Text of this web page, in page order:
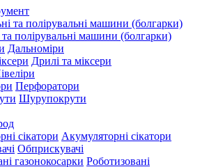
полірувальні машини (болгарки)
Дальноміри
Дрилі та міксери
Перфоратори
Шурупокрути
Акумуляторні сікатори
Обприскувачі
Роботизовані